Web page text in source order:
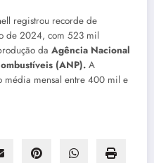
registrou recorde de
de 2024, com 523 mil
da Agência Nacional
(ANP). A
média mensal entre 400 mil e